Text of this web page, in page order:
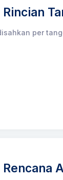
Rincian
per
Rencana